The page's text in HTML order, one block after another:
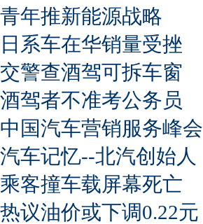
青年推新能源战略
日系车在华销量受挫
交警查酒驾可拆车窗
酒驾者不准考公务员
中国汽车营销服务峰会
汽车记忆--北汽创始人
乘客撞车载屏幕死亡
热议油价或下调0.22元